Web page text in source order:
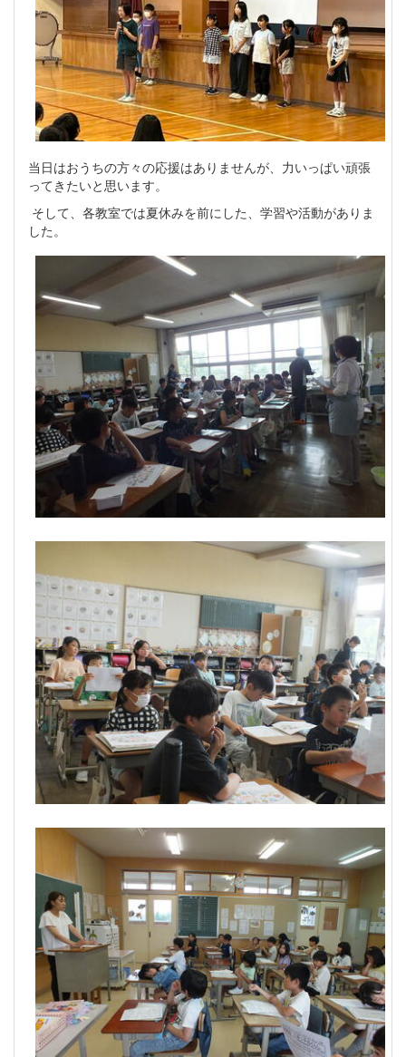
当日はおうちの方々の応援はありませんが、力いっぱい頑張
ってきたいと思います。
そして、各教室では夏休みを前にした、学習や活動がありま
した。